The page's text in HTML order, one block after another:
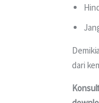
dari